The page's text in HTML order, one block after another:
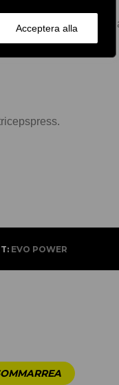
Acceptera alla
som rymmer stora
EVO POWER